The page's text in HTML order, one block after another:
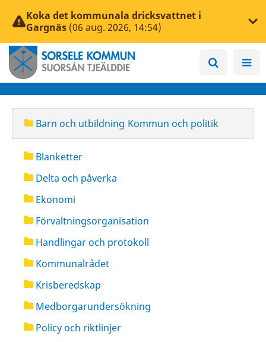
Koka det kommunala dricksvattnet i
Gargnäs (06 aug. 2026, 14:54)
Barn och utbildning Kommun och politik
Blanketter
Delta och påverka
Ekonomi
Förvaltningsorganisation
Handlingar och protokoll
Kommunalrådet
Krisberedskap
Medborgarundersökning
Policy och riktlinjer